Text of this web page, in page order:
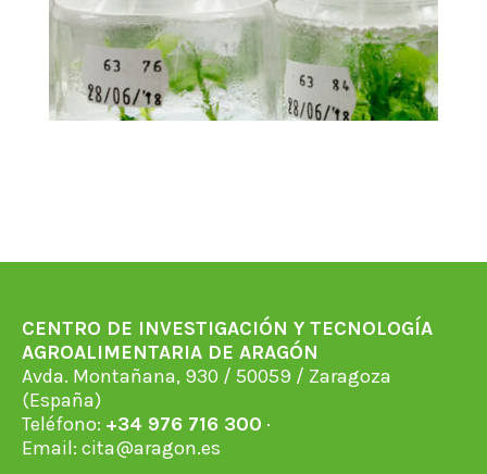
CENTRO DE INVESTIGACIÓN Y TECNOLOGÍA
AGROALIMENTARIA DE ARAGÓN
Avda. Montañana, 930 / 50059 / Zaragoza
(España)
Teléfono: +34 976 716 300 ·
Email: cita@aragon.es